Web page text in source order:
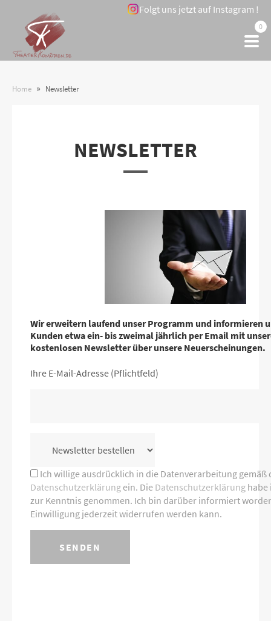
Folgt uns jetzt auf Instagram !
0
Home » Newsletter
NEWSLETTER
Wir erweitern laufend unser Programm und informieren
Kunden etwa ein- bis zweimal jährlich per Email mit
kostenlosen Newsletter über unsere Neuerscheinungen.
Ihre E-Mail-Adresse (Pflichtfeld)
Ich willige ausdrücklich in die Datenverarbeitung gemäß
Datenschutzerklärung ein. Die Datenschutzerklärung habe
zur Kenntnis genommen. Ich bin darüber informiert
Einwilligung jederzeit widerrufen werden kann.